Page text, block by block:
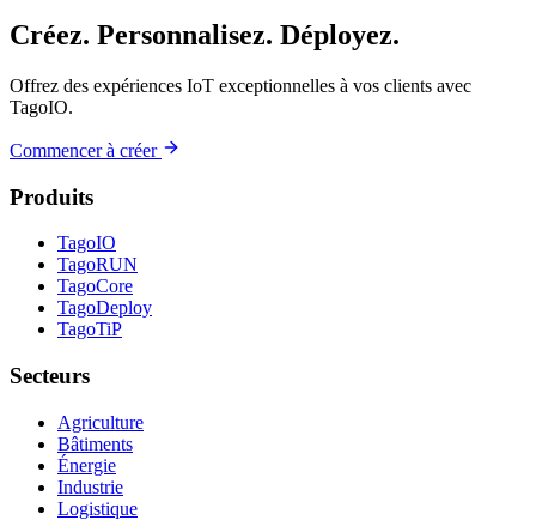
Créez. Personnalisez. Déployez.
Offrez des expériences IoT exceptionnelles à vos clients avec
TagoIO.
Commencer à créer
Produits
TagoIO
TagoRUN
TagoCore
TagoDeploy
TagoTiP
Secteurs
Agriculture
Bâtiments
Énergie
Industrie
Logistique